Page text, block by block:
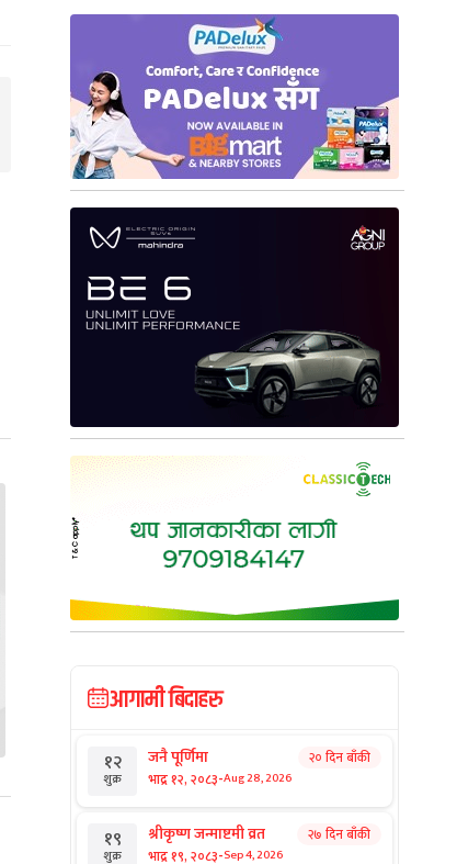
आगामी बिदाहरु
१२
शुक्र
जनै पूर्णिमा
भाद्र १२, २०८३-Aug 28, 2026
२० दिन बाँकी
१९
शुक्र
श्रीकृष्ण जन्माष्टमी व्रत
भाद्र १९, २०८३-Sep 4, 2026
२७ दिन बाँकी